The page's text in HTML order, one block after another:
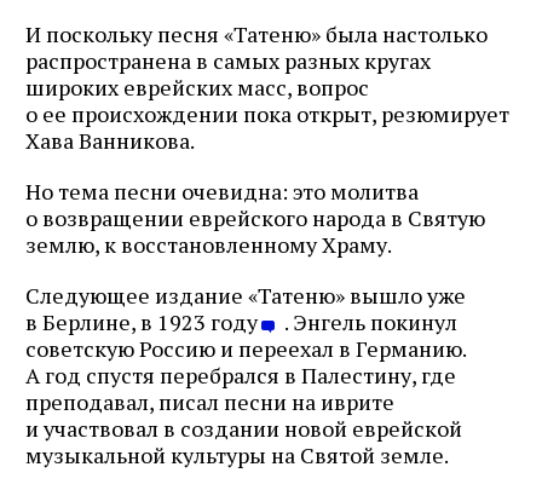
И поскольку песня «Татеню» была настолько
распространена в самых разных кругах
широких еврейских масс, вопрос
о ее происхождении пока открыт, резюмирует
Хава Ванникова.
Но тема песни очевидна: это молитва
о возвращении еврейского народа в Святую
землю, к восстановленному Храму.
Следующее издание «Татеню» вышло уже
в Берлине, в 1923 году
. Энгель покинул
советскую Россию и переехал в Германию.
А год спустя перебрался в Палестину, где
преподавал, писал песни на иврите
и участвовал в создании новой еврейской
музыкальной культуры на Святой земле.